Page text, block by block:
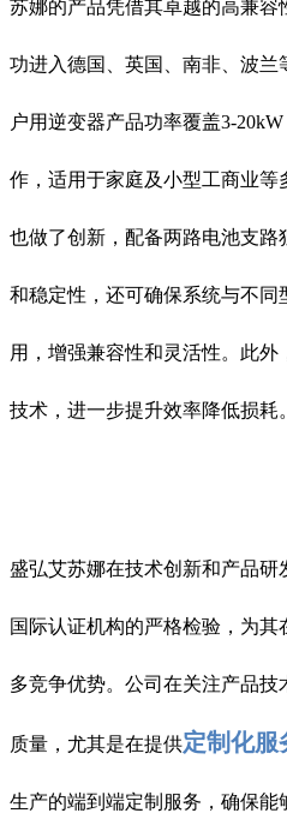
苏娜的产品凭借其卓越的高兼
功进入德国、英国、南非、波
户用逆变器产品功率覆盖3-
作，适用于家庭及小型工商业等
也做了创新，配备两路电池支
和稳定性，还可确保系统与不
用，增强兼容性和灵活性。此
技术，进一步提升效率降低损耗。
盛弘艾苏娜在技术创新和产品
国际认证机构的严格检验，为
多竞争优势。公司在关注产品
质量，尤其是在提供定制化服
生产的端到端定制服务，确保